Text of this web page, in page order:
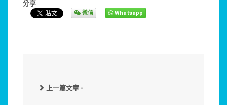
分享
微信 Whatsapp
上一篇文章 -